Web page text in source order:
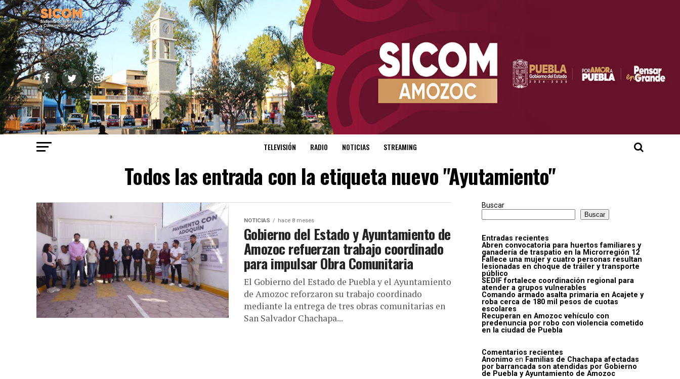
TELEVISIÓN RADIO NOTICIAS STREAMING
Todos las entrada con la etiqueta nuevo "Ayutamiento"
NOTICIAS hace 8 meses
Gobierno del Estado y Ayuntamiento de
Amozoc refuerzan trabajo coordinado
para impulsar Obra Comunitaria
El Gobierno del Estado de Puebla y el Ayuntamiento
de Amozoc reforzaron su trabajo coordinado
mediante la entrega de tres obras comunitarias en
San Salvador Chachapa...
Buscar
Buscar
Entradas recientes
Abren convocatoria para huertos familiares y
ganadería de traspatio en la Microrregión 12
Fallece una mujer y cuatro personas resultan
lesionadas en choque de tráiler y transporte
público
SEDIF fortalece coordinación regional para
atender a grupos vulnerables
Comando armado asalta primaria en Acajete y
roba cerca de 180 mil pesos de cuotas
escolares
Recuperan en Amozoc vehículo con
predenuncia por robo con violencia cometido
en la ciudad de Puebla
Comentarios recientes
Anonimo en Familias de Chachapa afectadas
por barrancada son atendidas por Gobierno
de Puebla y Ayuntamiento de Amozoc